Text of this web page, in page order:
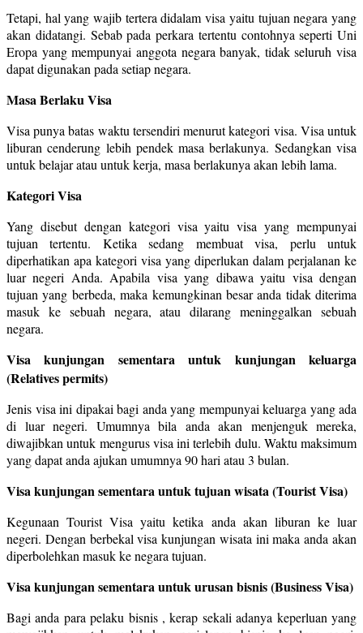
Tetapi, hal yang wajib tertera didalam visa yaitu tujuan negara yang
akan didatangi. Sebab pada perkara tertentu contohnya seperti Uni
Eropa yang mempunyai anggota negara banyak, tidak seluruh visa
dapat digunakan pada setiap negara.
Masa Berlaku Visa
Visa punya batas waktu tersendiri menurut kategori visa. Visa untuk
liburan cenderung lebih pendek masa berlakunya. Sedangkan visa
untuk belajar atau untuk kerja, masa berlakunya akan lebih lama.
Kategori Visa
Yang disebut dengan kategori visa yaitu visa yang mempunyai
tujuan tertentu. Ketika sedang membuat visa, perlu untuk
diperhatikan apa kategori visa yang diperlukan dalam perjalanan ke
luar negeri Anda. Apabila visa yang dibawa yaitu visa dengan
tujuan yang berbeda, maka kemungkinan besar anda tidak diterima
masuk ke sebuah negara, atau dilarang meninggalkan sebuah
negara.
Visa kunjungan sementara untuk kunjungan keluarga
(Relatives permits)
Jenis visa ini dipakai bagi anda yang mempunyai keluarga yang ada
di luar negeri. Umumnya bila anda akan menjenguk mereka,
diwajibkan untuk mengurus visa ini terlebih dulu. Waktu maksimum
yang dapat anda ajukan umumnya 90 hari atau 3 bulan.
Visa kunjungan sementara untuk tujuan wisata (Tourist Visa)
Kegunaan Tourist Visa yaitu ketika anda akan liburan ke luar
negeri. Dengan berbekal visa kunjungan wisata ini maka anda akan
diperbolehkan masuk ke negara tujuan.
Visa kunjungan sementara untuk urusan bisnis (Business Visa)
Bagi anda para pelaku bisnis , kerap sekali adanya keperluan yang